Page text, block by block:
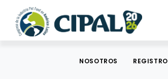
NOSOTROS REGISTRO